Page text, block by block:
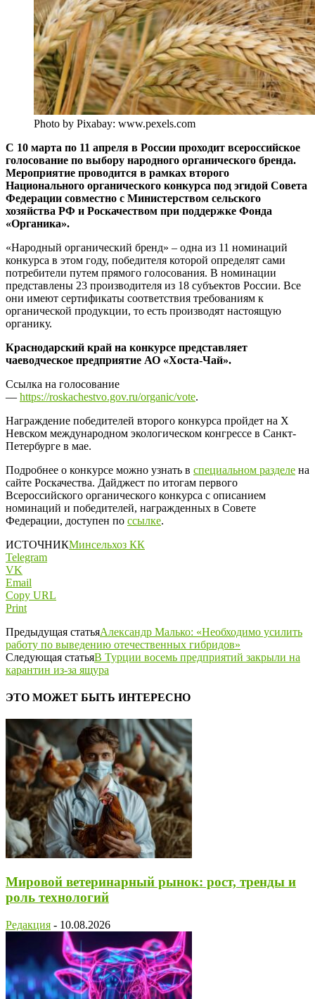
Photo by Pixabay: www.pexels.com
С 10 марта по 11 апреля в России проходит всероссийское
голосование по выбору народного органического бренда.
Мероприятие проводится в рамках второго
Национального органического конкурса под эгидой Совета
Федерации совместно с Министерством сельского
хозяйства РФ и Роскачеством при поддержке Фонда
«Органика».
«Народный органический бренд» – одна из 11 номинаций
конкурса в этом году, победителя которой определят сами
потребители путем прямого голосования. В номинации
представлены 23 производителя из 18 субъектов России. Все
они имеют сертификаты соответствия требованиям к
органической продукции, то есть производят настоящую
органику.
Краснодарский край на конкурсе представляет
чаеводческое предприятие АО «Хоста-Чай».
Ссылка на голосование
— https://roskachestvo.gov.ru/organic/vote.
Награждение победителей второго конкурса пройдет на X
Невском международном экологическом конгрессе в Санкт-
Петербурге в мае.
Подробнее о конкурсе можно узнать в специальном разделе на
сайте Роскачества. Дайджест по итогам первого
Всероссийского органического конкурса с описанием
номинаций и победителей, награжденных в Совете
Федерации, доступен по ссылке.
ИСТОЧНИКМинсельхоз КК
Telegram
VK
Email
Copy URL
Print
Предыдущая статьяАлександр Малько: «Необходимо усилить
работу по выведению отечественных гибридов»
Следующая статьяВ Турции восемь предприятий закрыли на
карантин из-за ящура
ЭТО МОЖЕТ БЫТЬ ИНТЕРЕСНО
Мировой ветеринарный рынок: рост, тренды и
роль технологий
Редакция - 10.08.2026